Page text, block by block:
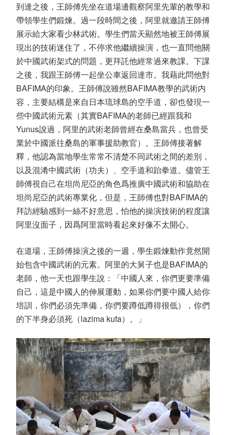
到達之後，王師傅先坐在道場邊觀察阿里先輩的教學和
帶領學生們鍛煉。過一段時間之後，阿里就邀請王師傅
展示給大家看少林武術。學生們當天顯然地被王師傅展
現出的技術迷住了，不停求他繼續操演，也一直問他關
於中國武術架式的問題，更拜託他經常過來教課。下課
之後，我跟王師傅一起坐公車返回達市。我藉此問他對
BAFIMA的印象。王師傅說雖然BAFIMA教學的武術内
容，主要結構是來自日本琉球島的空手道，卻也發現一
些中國武術元素（其實BAFIMA的老師已經跟我和
Yunus說過，阿里的武術老師曾經在桑島當兵，也曾受
業於中國派往桑島的軍事援助教官）。王師傅接著解
釋，他認為當地學生常常不清楚不同武術之間的差別，
以及混淆中國武術（功夫）、空手道和跆拳道。儘管王
師傅視自己在坦尚尼亞的角色爲推廣中國武術和協助在
坦尚尼亞的武術專業化，但是，王師傅也對BAFIMA的
拜訪經驗感到一絲不好意思，怕他的操演技術的程度讓
阿里沒面子，因爲阿里當時看起來好像不太開心。
在道場，王師傅操演之後的一週，學生鍛煉動作竟然開
始包含中國武術的元素。阿里的大舅子也是BAFIMA的
老師，他一天也跟學生說：「中國人來，你們更要準備
自己，這是中國人的伸展運動，如果你們要中國人給你
培訓，你們必須先準備，你們要蹲低蹲得很低），你們
的下半身必須死（lazima kufa）。」